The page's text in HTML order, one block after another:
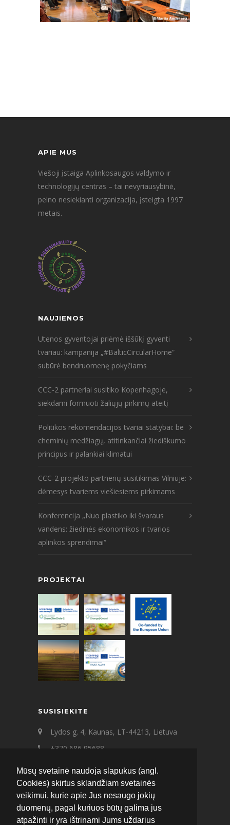
Mūsų svetainė naudoja slapukus (angl.
Cookies) skirtus sklandžiam svetainės
veikimui, kurie apie Jus nesaugo jokių
duomenų, pagal kuriuos būtų galima jus
atpažinti ir yra ištrinami Jums uždarius
APIE MUS
Viešoji įstaiga Aplinkosaugos valdymo ir
technologijų centras – tai nevyriausybinė,
pelno nesiekianti organizacija, įsteigta 1997
metais.
NAUJIENOS
Utenos gyventojai priėmė iššūkį gyventi
tvariau: kampanija „#BalticCircularHome“
subūrė bendruomenę pokyčiams
CCC-2 partneriai susitiko Kopenhagoje,
siekdami formuoti žaliųjų pirkimų ateitį
Politikos rekomendacijos tvariai statybai: be
cheminių medžiagų, atitinkančiai žiediškumo
principus ir palankiai klimatui
CCC-2 projekto partnerių susitikimas Vilniuje:
dėmesys tvariems viešiesiems pirkimams
Konferencija „Nuo plastiko iki švaraus
vandens: žiedinės ekonomikos ir tvarios
aplinkos sprendimai“
PROJEKTAI
SUSISIEKITE
Lydos g. 4, Kaunas, LT-44213, Lietuva
+370 686 95688
ecat@ecat.lt
Facebook
Instagram
LinkedIn